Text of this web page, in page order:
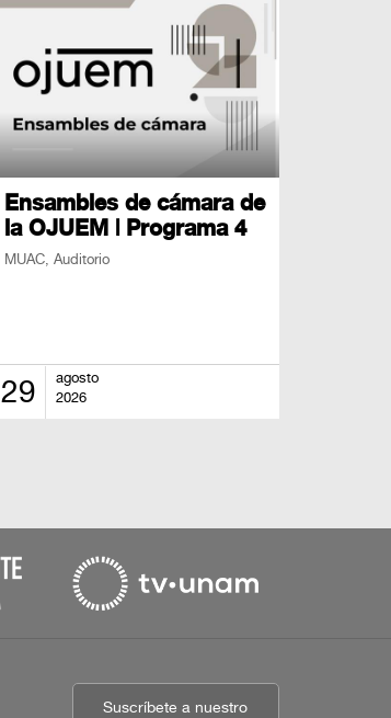
Ensambles de cámara de
la OJUEM | Programa 4
MUAC, Auditorio
29
agosto
2026
Suscríbete a nuestro